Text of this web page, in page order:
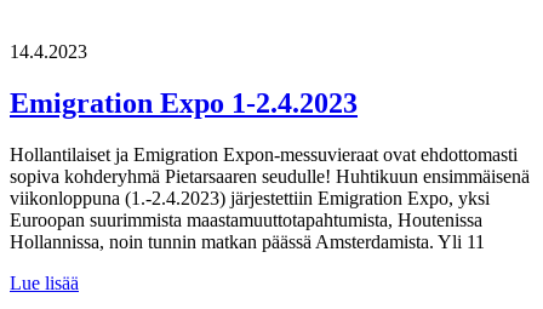
14.4.2023
Emigration Expo 1-2.4.2023
Hollantilaiset ja Emigration Expon-messuvieraat ovat ehdottomasti
sopiva kohderyhmä Pietarsaaren seudulle! Huhtikuun ensimmäisenä
viikonloppuna (1.-2.4.2023) järjestettiin Emigration Expo, yksi
Euroopan suurimmista maastamuuttotapahtumista, Houtenissa
Hollannissa, noin tunnin matkan päässä Amsterdamista. Yli 11
Lue lisää